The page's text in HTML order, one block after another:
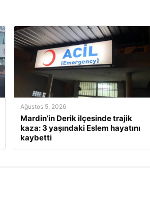
Ağustos 5, 2026
Mardin’in Derik ilçesinde trajik
kaza: 3 yaşındaki Eslem hayatını
kaybetti